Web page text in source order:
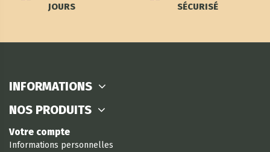
JOURS
SÉCURISÉ
INFORMATIONS
NOS PRODUITS
Votre compte
Informations personnelles